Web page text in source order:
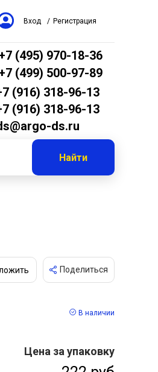
Вход / Регистрация
(495) 970-18-36
(499) 500-97-89
(916) 318-96-13
(916) 318-96-13
ds.ru
Найти
Поделиться
В наличии
Цена за упаковку